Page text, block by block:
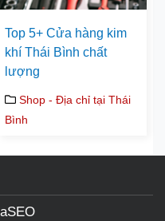
Top 5+ Cửa hàng kim
khí Thái Bình chất
lượng
Shop - Địa chỉ tại Thái
Bình